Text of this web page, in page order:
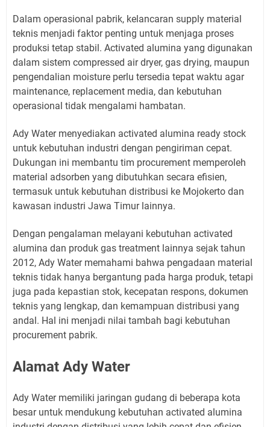
Dalam operasional pabrik, kelancaran supply material
teknis menjadi faktor penting untuk menjaga proses
produksi tetap stabil. Activated alumina yang digunakan
dalam sistem compressed air dryer, gas drying, maupun
pengendalian moisture perlu tersedia tepat waktu agar
maintenance, replacement media, dan kebutuhan
operasional tidak mengalami hambatan.
Ady Water menyediakan activated alumina ready stock
untuk kebutuhan industri dengan pengiriman cepat.
Dukungan ini membantu tim procurement memperoleh
material adsorben yang dibutuhkan secara efisien,
termasuk untuk kebutuhan distribusi ke Mojokerto dan
kawasan industri Jawa Timur lainnya.
Dengan pengalaman melayani kebutuhan activated
alumina dan produk gas treatment lainnya sejak tahun
2012, Ady Water memahami bahwa pengadaan material
teknis tidak hanya bergantung pada harga produk, tetapi
juga pada kepastian stok, kecepatan respons, dokumen
teknis yang lengkap, dan kemampuan distribusi yang
andal. Hal ini menjadi nilai tambah bagi kebutuhan
procurement pabrik.
Alamat Ady Water
Ady Water memiliki jaringan gudang di beberapa kota
besar untuk mendukung kebutuhan activated alumina